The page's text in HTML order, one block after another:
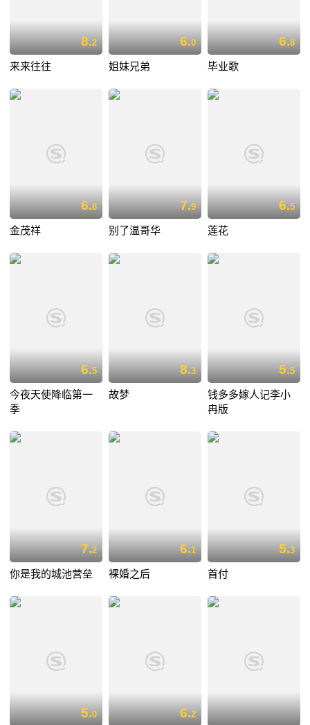
8.2
来来往往
6.0
姐妹兄弟
6.8
毕业歌
6.8
金茂祥
7.9
别了温哥华
6.5
莲花
6.5
今夜天使降临第一
季
8.3
故梦
5.5
钱多多嫁人记李小
冉版
7.2
你是我的城池营垒
6.1
裸婚之后
5.3
首付
5.0 6.2